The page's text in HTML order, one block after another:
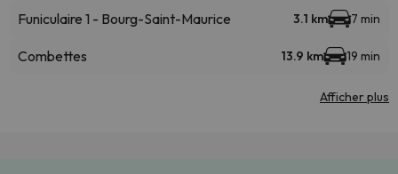
Funiculaire 1 - Bourg-Saint-Maurice 3.1 km 7 min
Combettes 13.9 km 19 min
Afficher plus